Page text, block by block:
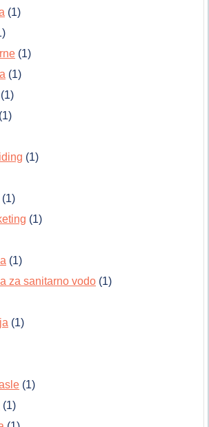
(1)
(1)
(1)
(1)
(1)
(1)
(1)
(1)
za sanitarno vodo (1)
(1)
(1)
(1)